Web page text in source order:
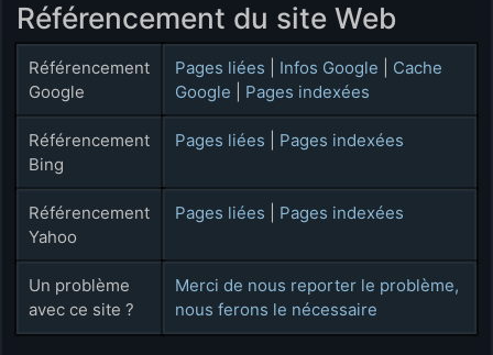
Référencement du site Web
Référencement
Google
Pages liées Infos Google
Cache
Google
Pages indexées
Référencement
Bing
Pages liées Pages indexées
Référencement
Yahoo
Pages liées Pages indexées
Un problème
avec ce site ?
Merci de nous reporter le problème,
nous ferons le nécessaire